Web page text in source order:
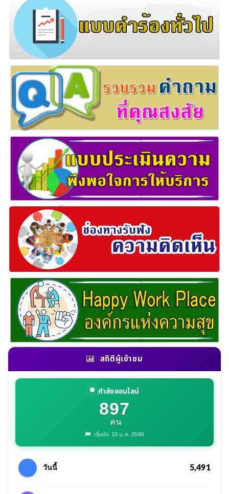
สถิติผู้เข้าชม
กำลังออนไลน์
897
คน
เริ่มนับ 10 ม.ค. 2566
วันนี้ 5,491